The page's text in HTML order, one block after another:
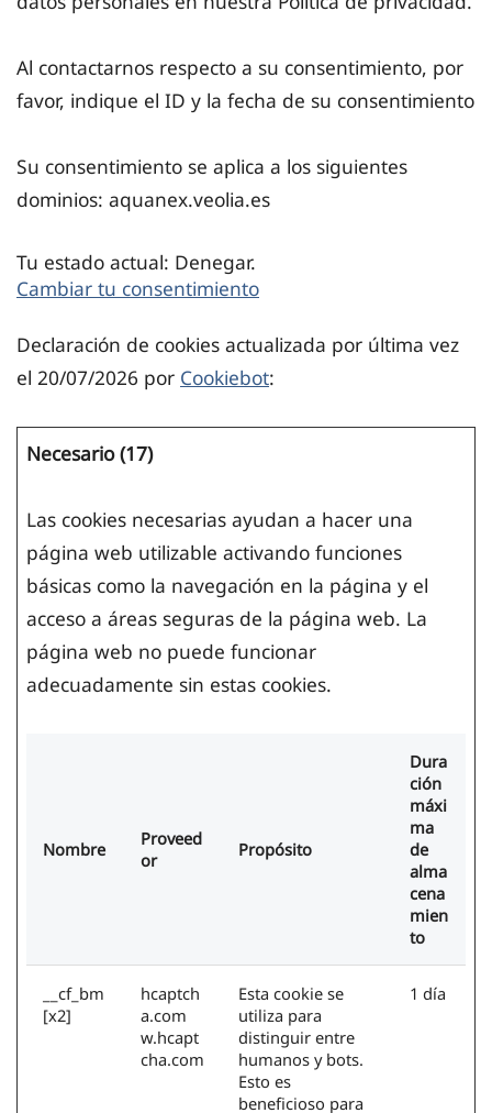
Al contactarnos respecto a su consentimiento, por
favor, indique el ID y la fecha de su consentimiento
Su consentimiento se aplica a los siguientes
dominios: aquanex.veolia.es
Tu estado actual: Denegar.
Cambiar tu consentimiento
Declaración de cookies actualizada por última vez
el 20/07/2026 por Cookiebot:
Necesario (17)
Las cookies necesarias ayudan a hacer una
página web utilizable activando funciones
básicas como la navegación en la página y el
acceso a áreas seguras de la página web. La
página web no puede funcionar
adecuadamente sin estas cookies.
Nombre
Proveed
or
Propósito
Dura
ción
máxi
ma
de
alma
cena
mien
to
__cf_bm
[x2]
hcaptch
a.com
w.hcapt
cha.com
Esta cookie se
utiliza para
distinguir entre
humanos y bots.
Esto es
beneficioso para
1 día